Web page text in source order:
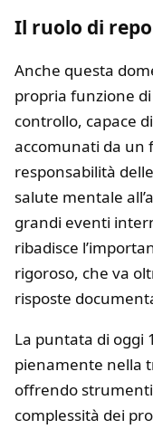
Il ruolo di
Anche questa
propria funzione
controllo, capace
accomunati da un
responsabilità
salute mentale
grandi eventi
ribadisce
rigoroso, che va
risposte
La puntata di oggi
pienamente nella
offrendo
complessità dei